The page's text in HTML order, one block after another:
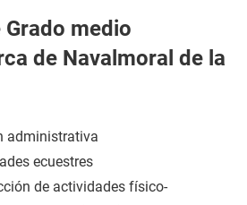
medio
de Navalmoral de la
administrativa
ecuestres
de actividades físico-